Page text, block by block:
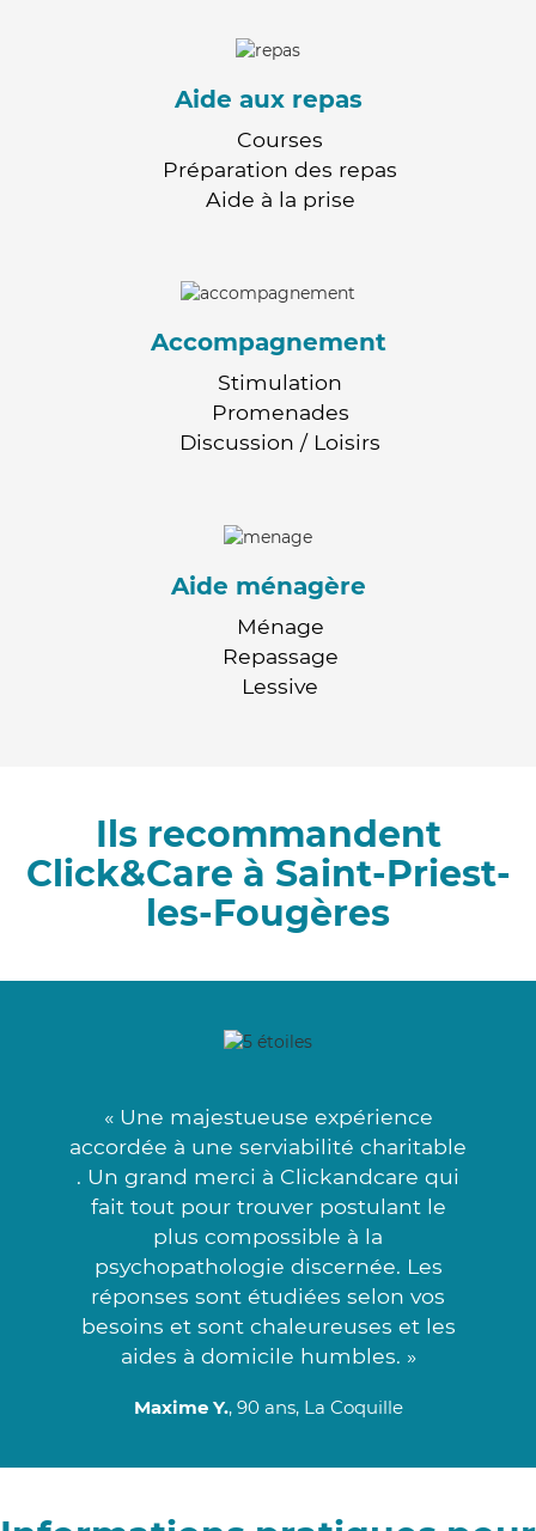
Aide aux repas
Courses
Préparation des repas
Aide à la prise
Accompagnement
Stimulation
Promenades
Discussion / Loisirs
Aide ménagère
Ménage
Repassage
Lessive
Ils recommandent
Click&Care à Saint-Priest-
les-Fougères
« Une majestueuse expérience
accordée à une serviabilité charitable
. Un grand merci à Clickandcare qui
fait tout pour trouver postulant le
plus compossible à la
psychopathologie discernée. Les
réponses sont étudiées selon vos
besoins et sont chaleureuses et les
aides à domicile humbles. »
Maxime Y., 90 ans, La Coquille